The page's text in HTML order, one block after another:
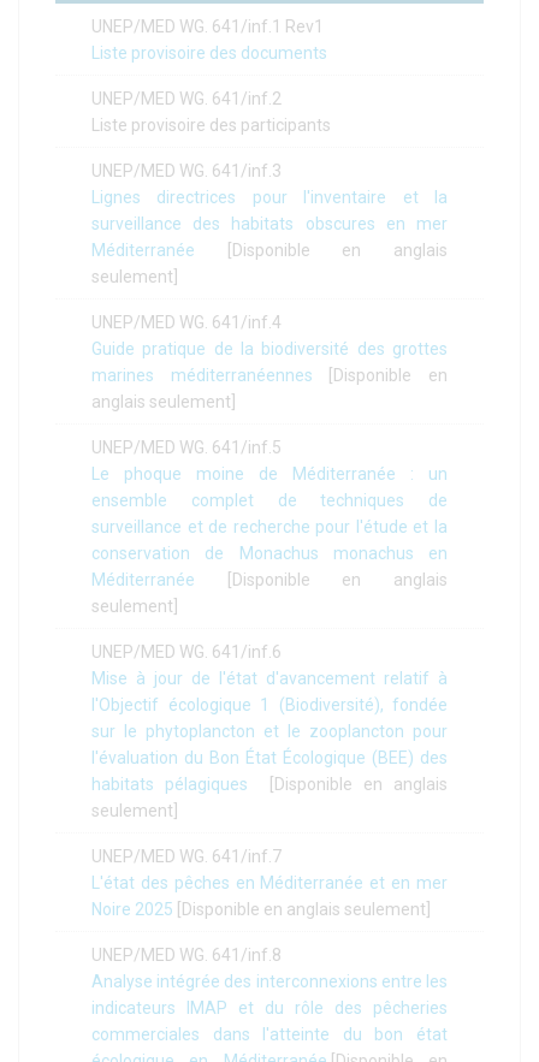
UNEP/MED WG. 641/inf.1 Rev1
Liste provisoire des documents
UNEP/MED WG. 641/inf.2
Liste provisoire des participants
UNEP/MED WG. 641/inf.3
Lignes directrices pour l'inventaire et la
surveillance des habitats obscures en mer
Méditerranée [Disponible en anglais
seulement]
UNEP/MED WG. 641/inf.4
Guide pratique de la biodiversité des grottes
marines méditerranéennes [Disponible en
anglais seulement]
UNEP/MED WG. 641/inf.5
Le phoque moine de Méditerranée : un
ensemble complet de techniques de
surveillance et de recherche pour l'étude et la
conservation de Monachus monachus en
Méditerranée [Disponible en anglais
seulement]
UNEP/MED WG. 641/inf.6
Mise à jour de l'état d'avancement relatif à
l'Objectif écologique 1 (Biodiversité), fondée
sur le phytoplancton et le zooplancton pour
l'évaluation du Bon État Écologique (BEE) des
habitats pélagiques [Disponible en anglais
seulement]
UNEP/MED WG. 641/inf.7
L'état des pêches en Méditerranée et en mer
Noire 2025 [Disponible en anglais seulement]
UNEP/MED WG. 641/inf.8
Analyse intégrée des interconnexions entre les
indicateurs IMAP et du rôle des pêcheries
commerciales dans l'atteinte du bon état